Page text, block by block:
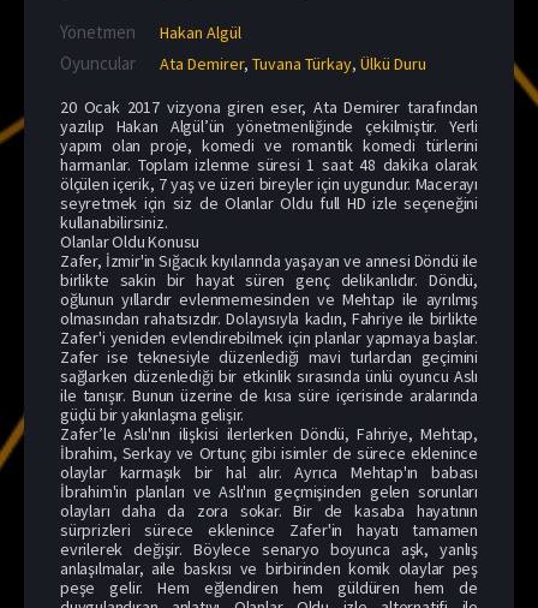
Yönetmen Hakan Algül
Oyuncular Ata Demirer, Tuvana Türkay, Ülkü Duru
20 Ocak 2017 vizyona giren eser, Ata Demirer tarafından
yazılıp Hakan Algül’ün yönetmenliğinde çekilmiştir. Yerli
yapım olan proje, komedi ve romantik komedi türlerini
harmanlar. Toplam izlenme süresi 1 saat 48 dakika olarak
ölçülen içerik, 7 yaş ve üzeri bireyler için uygundur. Macerayı
seyretmek için siz de Olanlar Oldu full HD izle seçeneğini
kullanabilirsiniz.
Olanlar Oldu Konusu
Zafer, İzmir'in Sığacık kıyılarında yaşayan ve annesi Döndü ile
birlikte sakin bir hayat süren genç delikanlıdır. Döndü,
oğlunun yıllardır evlenmemesinden ve Mehtap ile ayrılmış
olmasından rahatsızdır. Dolayısıyla kadın, Fahriye ile birlikte
Zafer'i yeniden evlendirebilmek için planlar yapmaya başlar.
Zafer ise teknesiyle düzenlediği mavi turlardan geçimini
sağlarken düzenlediği bir etkinlik sırasında ünlü oyuncu Aslı
ile tanışır. Bunun üzerine de kısa süre içerisinde aralarında
güçlü bir yakınlaşma gelişir.
Zafer’le Aslı'nın ilişkisi ilerlerken Döndü, Fahriye, Mehtap,
İbrahim, Serkay ve Ortunç gibi isimler de sürece eklenince
olaylar karmaşık bir hal alır. Ayrıca Mehtap'ın babası
İbrahim'in planları ve Aslı'nın geçmişinden gelen sorunları
olayları daha da zora sokar. Bir de kasaba hayatının
sürprizleri sürece eklenince Zafer'in hayatı tamamen
evrilerek değişir. Böylece senaryo boyunca aşk, yanlış
anlaşılmalar, aile baskısı ve birbirinden komik olaylar peş
peşe gelir. Hem eğlendiren hem güldüren hem de